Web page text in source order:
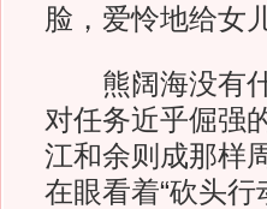
脸，爱怜地给女
熊阔海没有什
对任务近乎倔强
江和余则成那样
在眼看着“砍头